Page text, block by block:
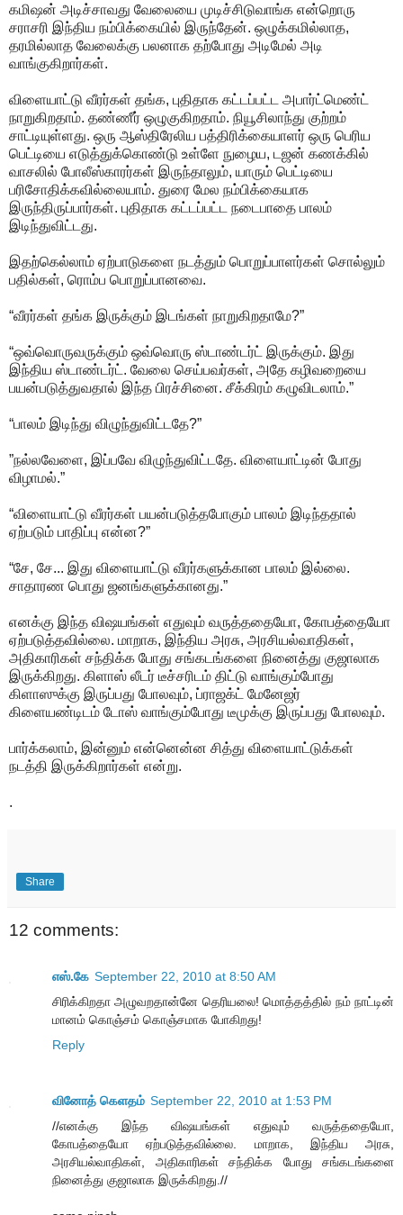
கமிஷன் அடிச்சாவது வேலையை முடிச்சிடுவாங்க என்றொரு
சராசரி இந்திய நம்பிக்கையில் இருந்தேன். ஒழுக்கமில்லாத,
தரமில்லாத வேலைக்கு பலனாக தற்போது அடிமேல் அடி
வாங்குகிறார்கள்.
விளையாட்டு வீரர்கள் தங்க, புதிதாக கட்டப்பட்ட அபார்ட்மெண்ட்
நாறுகிறதாம். தண்ணீர் ஒழுகுகிறதாம். நியூசிலாந்து குற்றம்
சாட்டியுள்ளது. ஒரு ஆஸ்திரேலிய பத்திரிக்கையாளர் ஒரு பெரிய
பெட்டியை எடுத்துக்கொண்டு உள்ளே நுழைய, டஜன் கணக்கில்
வாசலில் போலீஸ்காரர்கள் இருந்தாலும், யாரும் பெட்டியை
பரிசோதிக்கவில்லையாம். துரை மேல நம்பிக்கையாக
இருந்திருப்பார்கள். புதிதாக கட்டப்பட்ட நடைபாதை பாலம்
இடிந்துவிட்டது.
இதற்கெல்லாம் ஏற்பாடுகளை நடத்தும் பொறுப்பாளர்கள் சொல்லும்
பதில்கள், ரொம்ப பொறுப்பானவை.
“வீரர்கள் தங்க இருக்கும் இடங்கள் நாறுகிறதாமே?”
“ஒவ்வொருவருக்கும் ஒவ்வொரு ஸ்டாண்டர்ட் இருக்கும். இது
இந்திய ஸ்டாண்டர்ட். வேலை செய்பவர்கள், அதே கழிவறையை
பயன்படுத்துவதால் இந்த பிரச்சினை. சீக்கிரம் கழுவிடலாம்.”
“பாலம் இடிந்து விழுந்துவிட்டதே?”
”நல்லவேளை, இப்பவே விழுந்துவிட்டதே. விளையாட்டின் போது
விழாமல்.”
“விளையாட்டு வீரர்கள் பயன்படுத்தபோகும் பாலம் இடிந்ததால்
ஏற்படும் பாதிப்பு என்ன?”
“சே, சே... இது விளையாட்டு வீரர்களுக்கான பாலம் இல்லை.
சாதாரண பொது ஜனங்களுக்கானது.”
எனக்கு இந்த விஷயங்கள் எதுவும் வருத்ததையோ, கோபத்தையோ
ஏற்படுத்தவில்லை. மாறாக, இந்திய அரசு, அரசியல்வாதிகள்,
அதிகாரிகள் சந்திக்க போது சங்கடங்களை நினைத்து குஜாலாக
இருக்கிறது. கிளாஸ் லீடர் டீச்சரிடம் திட்டு வாங்கும்போது
கிளாஸுக்கு இருப்பது போலவும், ப்ராஜக்ட் மேனேஜர்
கிளையண்டிடம் டோஸ் வாங்கும்போது டீமுக்கு இருப்பது போலவும்.
பார்க்கலாம், இன்னும் என்னென்ன சித்து விளையாட்டுக்கள்
நடத்தி இருக்கிறார்கள் என்று.
.
Share
12 comments:
எஸ்.கே September 22, 2010 at 8:50 AM
சிரிக்கிறதா அழுவறதான்னே தெரியலை! மொத்தத்தில் நம் நாட்டின்
மானம் கொஞ்சம் கொஞ்சமாக போகிறது!
Reply
வினோத் கெளதம் September 22, 2010 at 1:53 PM
//எனக்கு இந்த விஷயங்கள் எதுவும் வருத்ததையோ,
கோபத்தையோ ஏற்படுத்தவில்லை. மாறாக, இந்திய அரசு,
அரசியல்வாதிகள், அதிகாரிகள் சந்திக்க போது சங்கடங்களை
நினைத்து குஜாலாக இருக்கிறது.//